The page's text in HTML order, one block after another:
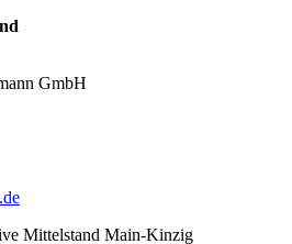
GmbH
Mittelstand Main-Kinzig